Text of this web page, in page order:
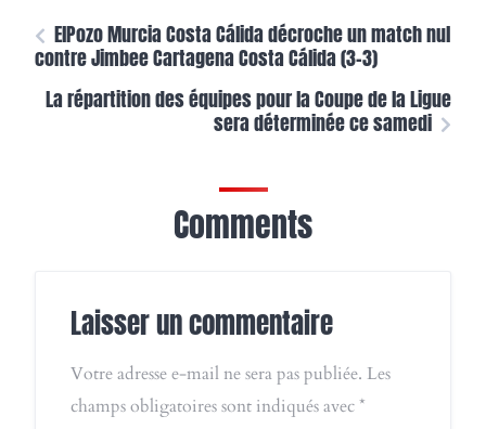
ElPozo Murcia Costa Cálida décroche un match nul
contre Jimbee Cartagena Costa Cálida (3-3)
La répartition des équipes pour la Coupe de la Ligue
sera déterminée ce samedi
Comments
Laisser un commentaire
Votre adresse e-mail ne sera pas publiée. Les
champs obligatoires sont indiqués avec*